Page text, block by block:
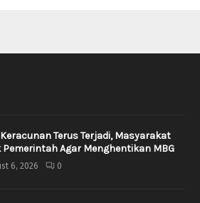
Terus Terjadi, Masyarakat
Pemerintah Agar Menghentikan MBG
6, 2026 0